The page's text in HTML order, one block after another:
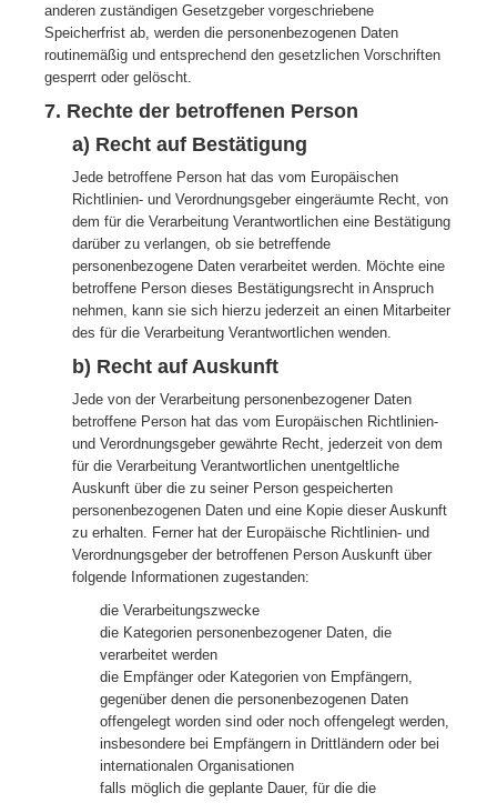
anderen zuständigen Gesetzgeber vorgeschriebene
Speicherfrist ab, werden die personenbezogenen Daten
routinemäßig und entsprechend den gesetzlichen Vorschriften
gesperrt oder gelöscht.
7. Rechte der betroffenen Person
a) Recht auf Bestätigung
Jede betroffene Person hat das vom Europäischen
Richtlinien- und Verordnungsgeber eingeräumte Recht, von
dem für die Verarbeitung Verantwortlichen eine Bestätigung
darüber zu verlangen, ob sie betreffende
personenbezogene Daten verarbeitet werden. Möchte eine
betroffene Person dieses Bestätigungsrecht in Anspruch
nehmen, kann sie sich hierzu jederzeit an einen Mitarbeiter
des für die Verarbeitung Verantwortlichen wenden.
b) Recht auf Auskunft
Jede von der Verarbeitung personenbezogener Daten
betroffene Person hat das vom Europäischen Richtlinien-
und Verordnungsgeber gewährte Recht, jederzeit von dem
für die Verarbeitung Verantwortlichen unentgeltliche
Auskunft über die zu seiner Person gespeicherten
personenbezogenen Daten und eine Kopie dieser Auskunft
zu erhalten. Ferner hat der Europäische Richtlinien- und
Verordnungsgeber der betroffenen Person Auskunft über
folgende Informationen zugestanden:
die Verarbeitungszwecke
die Kategorien personenbezogener Daten, die
verarbeitet werden
die Empfänger oder Kategorien von Empfängern,
gegenüber denen die personenbezogenen Daten
offengelegt worden sind oder noch offengelegt werden,
insbesondere bei Empfängern in Drittländern oder bei
internationalen Organisationen
falls möglich die geplante Dauer, für die die